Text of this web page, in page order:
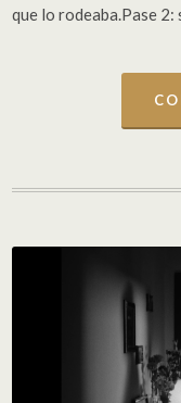
que lo rodeaba.Pase